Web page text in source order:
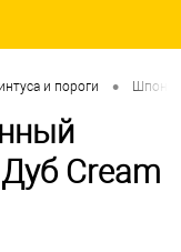
и пороги •
Cream